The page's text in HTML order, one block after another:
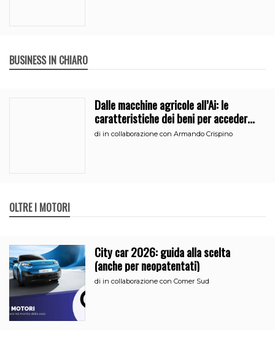
BUSINESS IN CHIARO
Dalle macchine agricole all’Ai: le
caratteristiche dei beni per accedere
all’iperammortamento
di in collaborazione con Armando Crispino
OLTRE I MOTORI
City car 2026: guida alla scelta
(anche per neopatentati)
di in collaborazione con Comer Sud